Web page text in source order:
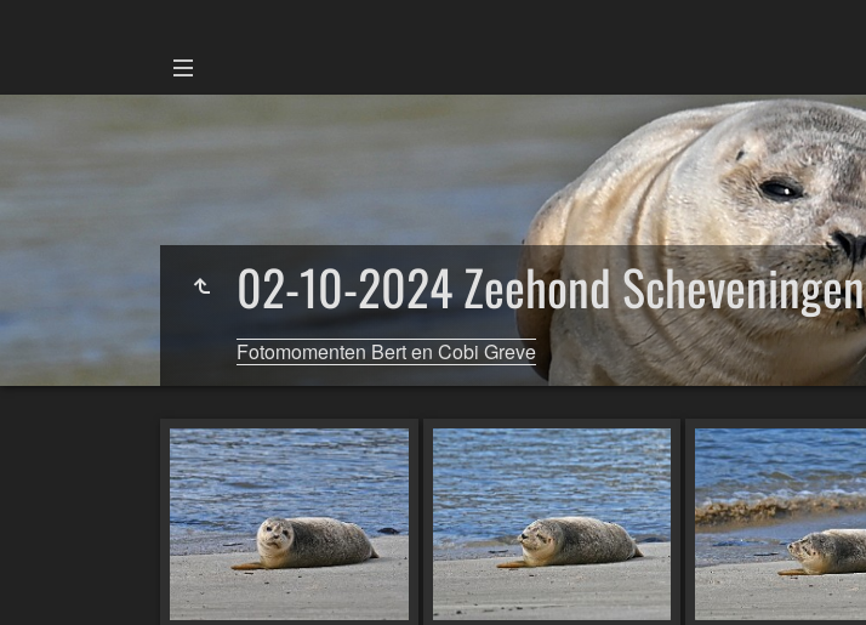
02-10-2024 Zeehond Scheveningen
Fotomomenten Bert en Cobi Greve